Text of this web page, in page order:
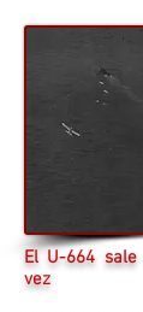
El U-664
vez